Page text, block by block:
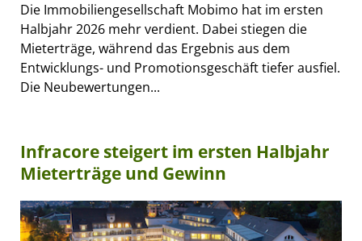
Die Immobiliengesellschaft Mobimo hat im ersten
Halbjahr 2026 mehr verdient. Dabei stiegen die
Mieterträge, während das Ergebnis aus dem
Entwicklungs- und Promotionsgeschäft tiefer ausfiel.
Die Neubewertungen...
Infracore steigert im ersten Halbjahr
Mieterträge und Gewinn